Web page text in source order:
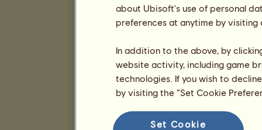
about Ubisoft's use of personal
preferences at anytime by
In addition to the above, by
website activity, including game
technologies. If you wish to
by visiting the “Set Cookie
Set Cookie